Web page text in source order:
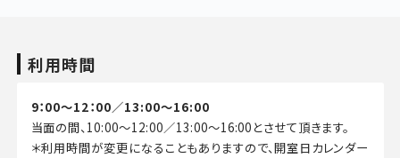
利用時間
9：00～12：00／13:00～16:00
当面の間、10:00～12:00／13:00～16:00とさせて頂きます。
＊利用時間が変更になることもありますので、開室日カレンダー